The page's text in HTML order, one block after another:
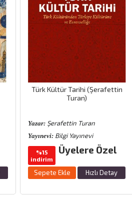
Türk Kültür Tarihi (Şerafettin
Turan)
Yazar: Şerafettin Turan
Yayınevi: Bilgi Yayınevi
%15
indirim
Üyelere Özel
Sepete Ekle Hızlı Detay